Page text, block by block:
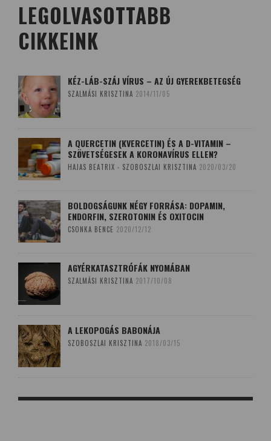
LEGOLVASOTTABB
CIKKEINK
KÉZ-LÁB-SZÁJ VÍRUS – AZ ÚJ GYEREKBETEGSÉG
SZALMÁSI KRISZTINA 2014/11/05
A QUERCETIN (KVERCETIN) ÉS A D-VITAMIN –
SZÖVETSÉGESEK A KORONAVÍRUS ELLEN?
HAJAS BEATRIX - SZOBOSZLAI KRISZTINA 2020/03/20
BOLDOGSÁGUNK NÉGY FORRÁSA: DOPAMIN,
ENDORFIN, SZEROTONIN ÉS OXITOCIN
CSONKA BENCE 2020/12/12
AGYÉRKATASZTRÓFÁK NYOMÁBAN
SZALMÁSI KRISZTINA 2017/10/08
A LEKOPOGÁS BABONÁJA
SZOBOSZLAI KRISZTINA 2018/03/15